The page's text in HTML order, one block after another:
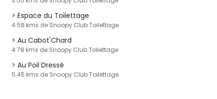
Espace du Toilettage
4.58 kms de Snoopy Club Toilettage
Au Cabot'Chard
4.78 kms de Snoopy Club Toilettage
Au Poil Dressé
5.45 kms de Snoopy Club Toilettage